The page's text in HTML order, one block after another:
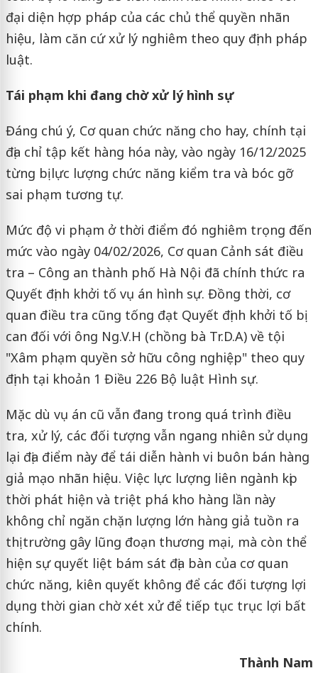
đại diện hợp pháp của các chủ thể quyền nhãn
hiệu, làm căn cứ xử lý nghiêm theo quy định pháp
luật.
Tái phạm khi đang chờ xử lý hình sự
Đáng chú ý, Cơ quan chức năng cho hay, chính tại
địa chỉ tập kết hàng hóa này, vào ngày 16/12/2025
từng bị lực lượng chức năng kiểm tra và bóc gỡ
sai phạm tương tự.
Mức độ vi phạm ở thời điểm đó nghiêm trọng đến
mức vào ngày 04/02/2026, Cơ quan Cảnh sát điều
tra – Công an thành phố Hà Nội đã chính thức ra
Quyết định khởi tố vụ án hình sự. Đồng thời, cơ
quan điều tra cũng tống đạt Quyết định khởi tố bị
can đối với ông Ng.V.H (chồng bà Tr.D.A) về tội
"Xâm phạm quyền sở hữu công nghiệp" theo quy
định tại khoản 1 Điều 226 Bộ luật Hình sự.
Mặc dù vụ án cũ vẫn đang trong quá trình điều
tra, xử lý, các đối tượng vẫn ngang nhiên sử dụng
lại địa điểm này để tái diễn hành vi buôn bán hàng
giả mạo nhãn hiệu. Việc lực lượng liên ngành kịp
thời phát hiện và triệt phá kho hàng lần này
không chỉ ngăn chặn lượng lớn hàng giả tuồn ra
thị trường gây lũng đoạn thương mại, mà còn thể
hiện sự quyết liệt bám sát địa bàn của cơ quan
chức năng, kiên quyết không để các đối tượng lợi
dụng thời gian chờ xét xử để tiếp tục trục lợi bất
chính.
Thành Nam